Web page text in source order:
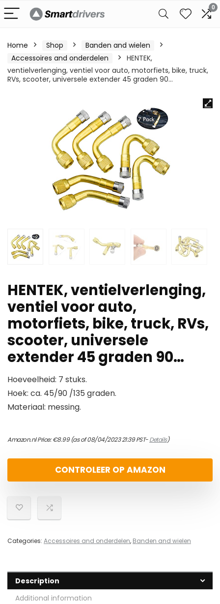
0
Home Shop
Banden and wielen
Accessoires and onderdelen
HENTEK,
ventielverlenging, ventiel voor auto, motorfiets, bike, truck,
RVs, scooter, universele extender 45 graden 90…
HENTEK, ventielverlenging,
ventiel voor auto,
motorfiets, bike, truck, RVs,
scooter, universele
extender 45 graden 90…
Hoeveelheid: 7 stuks.
Hoek: ca. 45/90 /135 graden.
Materiaal: messing.
Amazon.nl Price:€8.99(as of 08/04/2023 21:39 PST-Details)
CONTROLEER OP AMAZON
Categories: Accessoires and onderdelen, Banden and wielen
Description
Additional information